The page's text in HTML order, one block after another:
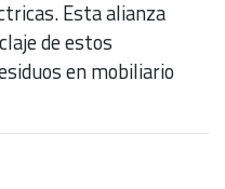
Esta alianza
de estos
en mobiliario